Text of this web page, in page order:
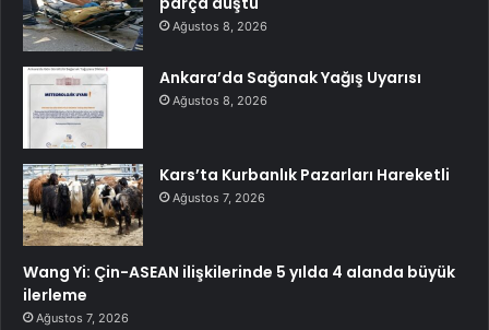
Ağustos 8, 2026
Ankara’da Sağanak Yağış Uyarısı
Ağustos 8, 2026
Kars’ta Kurbanlık Pazarları Hareketli
Ağustos 7, 2026
Wang Yi: Çin-ASEAN ilişkilerinde 5 yılda 4 alanda büyük
ilerleme
Ağustos 7, 2026